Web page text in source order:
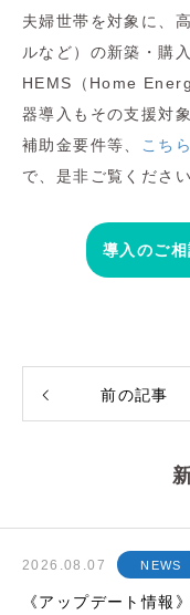
夫婦世帯を対象に、
ルなど）の新築・購
HEMS（Home
器導入もその支援対
補助金要件等、
こち
で、是非ご覧ください
導入のご
前の記事
2026.08.07 NEWS
《アップデート情